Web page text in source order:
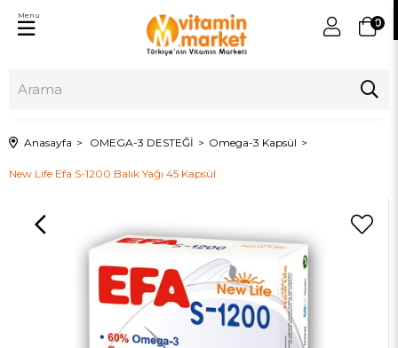
0
Menu
Anasayfa OMEGA-3 DESTEĞİ Omega-3 Kapsül
New Life Efa S-1200 Balık Yağı 45 Kapsül